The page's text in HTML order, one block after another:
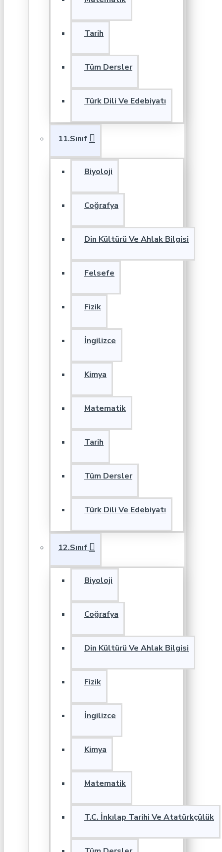
Tarih
Tüm Dersler
Türk Dili Ve Edebiyatı
11.Sınıf
Biyoloji
Coğrafya
Din Kültürü Ve Ahlak Bilgisi
Felsefe
Fizik
İngilizce
Kimya
Matematik
Tarih
Tüm Dersler
Türk Dili Ve Edebiyatı
12.Sınıf
Biyoloji
Coğrafya
Din Kültürü Ve Ahlak Bilgisi
Fizik
İngilizce
Kimya
Matematik
T.C. İnkılap Tarihi Ve Atatürkçülük